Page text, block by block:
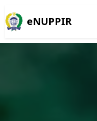
eNUPPIR